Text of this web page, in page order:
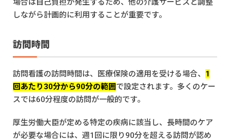
場合は自己負担が発生するため、他の介護サービスと調整
しながら計画的に利用することが重要です。
訪問時間
訪問看護の訪問時間は、医療保険の適用を受ける場合、 1
回あたり30分から90分の範囲 で設定されます。多くのケー
スでは60分程度の訪問が一般的です。
厚生労働大臣が定める特定の疾病に該当し、長時間のケア
が必要な場合には、週1回に限り90分を超える訪問が認め